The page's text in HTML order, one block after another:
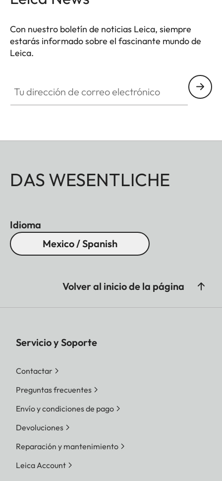
Con nuestro boletín de noticias Leica, siempre
estarás informado sobre el fascinante mundo de
Leica.
DAS WESENTLICHE
Idioma
Mexico / Spanish
Volver al inicio de la página
Servicio y Soporte
Contactar
Preguntas frecuentes
Envío y condiciones de pago
Devoluciones
Reparación y mantenimiento
Leica Account